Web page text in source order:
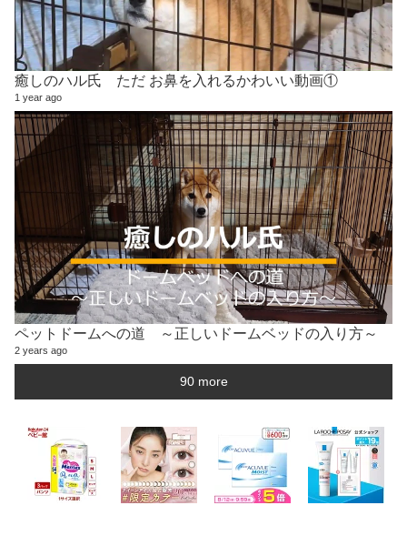
癒しのハル氏 ただ お鼻を入れるかわいい動画①
1 year ago
ペットドームへの道 ～正しいドームベッドの入り方～
2 years ago
90 more